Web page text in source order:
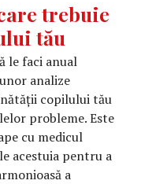
trebuie
tău
le faci anual
analize
copilului tău
probleme. Este
cu medicul
acestuia pentru a
a